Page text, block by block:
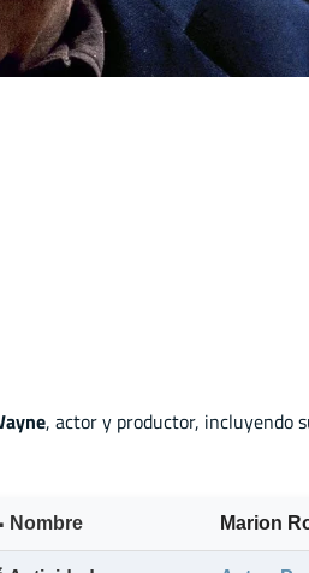
, actory productor, incluyendo
Nombre Marion